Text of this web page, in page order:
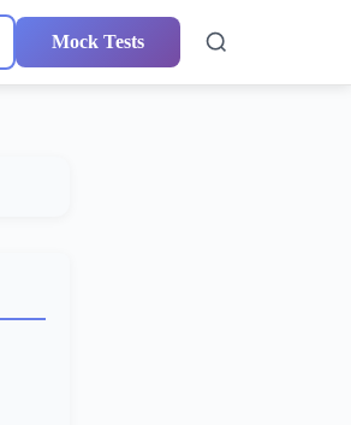
Mock Tests